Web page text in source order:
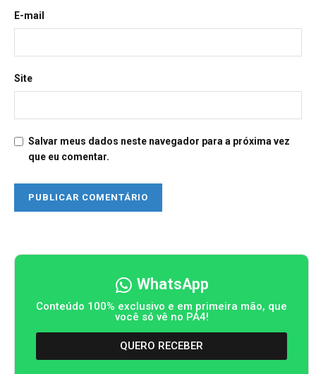
E-mail
Site
Salvar meus dados neste navegador para a próxima vez
que eu comentar.
WhatsApp
Conteúdo 100% exclusivo e em primeira mão, que
você só vê no PA4!
QUERO RECEBER